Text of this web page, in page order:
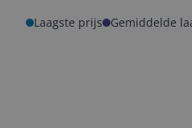
Laagste prijs Gemiddelde